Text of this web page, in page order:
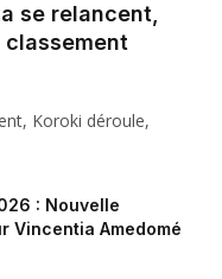
se relancent,
Koroki déroule,
: Nouvelle
Vincentia Amedomé